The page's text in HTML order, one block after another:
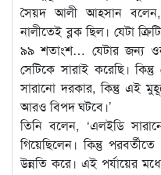
সৈয়দ আলী আহসান বলেন,
নালীতেই ব্লক ছিল। যেটা
৯৯ শতাংশ… যেটার জন্য
সেটিকে সারাই করেছি।
সারানো দরকার, কিন্তু এই
আরও বিপদ ঘটবে।’
তিনি বলেন, ‘এলইডি
গিয়েছিলেন। কিন্তু
উন্নতি করে। এই পর্যায়ের